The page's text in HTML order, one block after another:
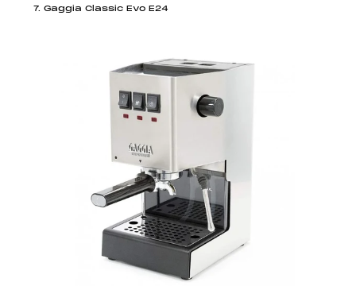
Gaggia Classic Evo E24